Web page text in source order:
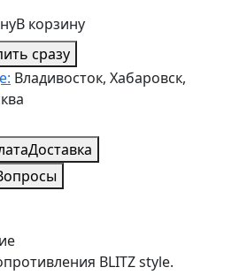
В корзину
сразу
Владивосток, Хабаровск,
Доставка
BLITZ style.